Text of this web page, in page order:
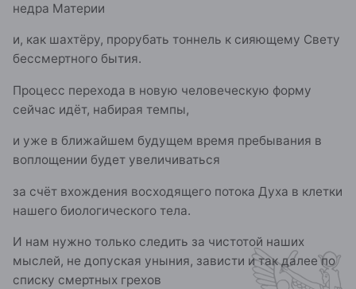
недра Материи
и, как шахтёру, прорубать тоннель к сияющему Свету
бессмертного бытия.
Процесс перехода в новую человеческую форму
сейчас идёт, набирая темпы,
и уже в ближайшем будущем время пребывания в
воплощении будет увеличиваться
за счёт вхождения восходящего потока Духа в клетки
нашего биологического тела.
И нам нужно только следить за чистотой наших
мыслей, не допуская уныния, зависти и так далее по
списку смертных грехов